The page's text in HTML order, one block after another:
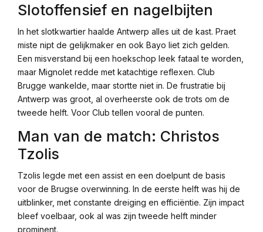
Slotoffensief en nagelbijten
In het slotkwartier haalde Antwerp alles uit de kast. Praet
miste nipt de gelijkmaker en ook Bayo liet zich gelden.
Een misverstand bij een hoekschop leek fataal te worden,
maar Mignolet redde met katachtige reflexen. Club
Brugge wankelde, maar stortte niet in. De frustratie bij
Antwerp was groot, al overheerste ook de trots om de
tweede helft. Voor Club tellen vooral de punten.
Man van de match: Christos
Tzolis
Tzolis legde met een assist en een doelpunt de basis
voor de Brugse overwinning. In de eerste helft was hij de
uitblinker, met constante dreiging en efficiëntie. Zijn impact
bleef voelbaar, ook al was zijn tweede helft minder
prominent.